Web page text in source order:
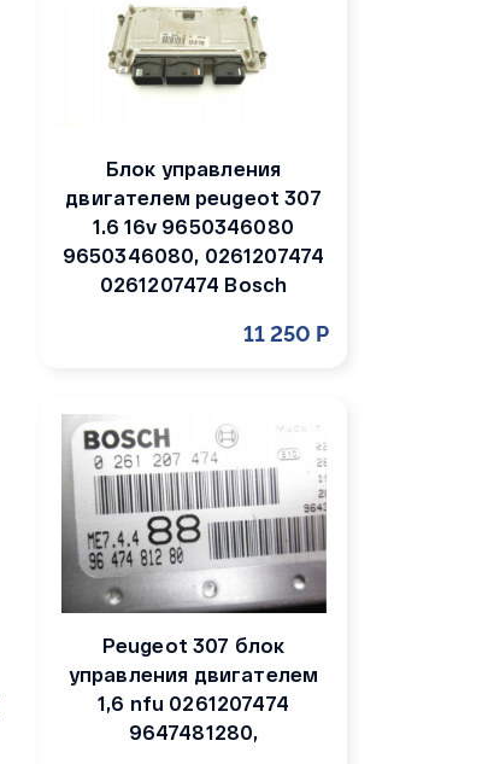
Блок управления
двигателем peugeot 307
1.6 16v 9650346080
9650346080, 0261207474
0261207474 Bosch
11 250 Р
Peugeot 307 блок
управления двигателем
1,6 nfu 0261207474
9647481280,